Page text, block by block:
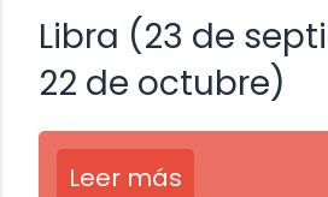
Libra (23 de
22 de octubre)
Leer más